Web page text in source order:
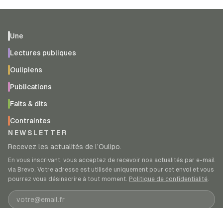
Une
Lectures publiques
Oulipiens
Publications
Faits & dits
Contraintes
NEWSLETTER
Recevez les actualités de l’Oulipo.
En vous inscrivant, vous acceptez de recevoir nos actualités par e-mail
via Brevo. Votre adresse est utilisée uniquement pour cet envoi et vous
pourrez vous désinscrire à tout moment. Politique de confidentialité.
Adresse e-mail